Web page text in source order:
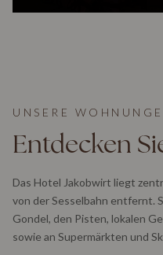
UNSERE
Entdecken
Das Hotel Jakobwirt liegt
von der Sesselbahn entfernt.
Gondel, den Pisten, lokalen
sowie an Supermärkten und